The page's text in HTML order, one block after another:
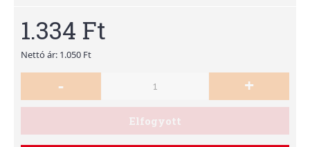
1.334 Ft
Nettó ár: 1.050 Ft
- +
Elfogyott